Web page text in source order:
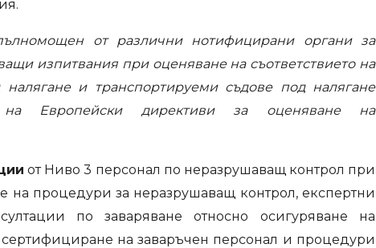
от различни нотифицирани органи за
изпитвания при оценяване на съответствието на
и транспортируеми съдове под налягане
на Европейски директиви за оценяване на
от Ниво 3 персонал по неразрушаващ контрол при
на процедури за неразрушаващ контрол, експертни
по заваряване относно осигуряване на
сертифициране на заваръчен персонал и процедури